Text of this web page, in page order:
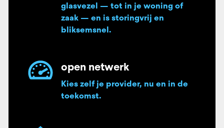
glasvezel — tot in je woning of
zaak — en is storingvrij en
bliksemsnel.
open netwerk
Kies zelf je provider, nu en in de
toekomst.